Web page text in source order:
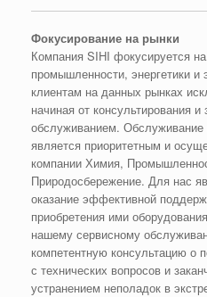
Фокусирование на рынки
Компания SIHI фокусируется
промышленности, энергетики и
клиентам на данных рынках
начиная от консультирования
обслуживанием.
является приоритетным и
компании Химия,
Природосбережение. Для нас
оказание эффективной
приобретения ими
нашему сервисному
компетентную консультацию о
с технических вопросов и
устранением неполадок в